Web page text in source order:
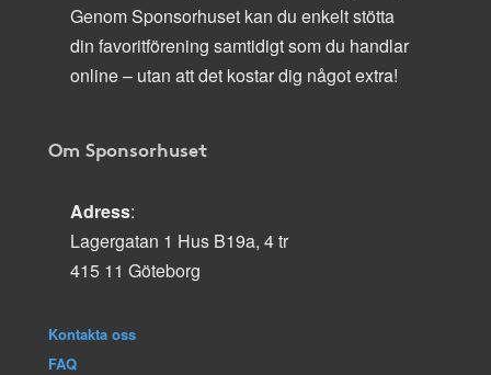
Genom Sponsorhuset kan du enkelt stötta
din favoritförening samtidigt som du handlar
online – utan att det kostar dig något extra!
Om Sponsorhuset
Adress:
Lagergatan 1 Hus B19a, 4 tr
415 11 Göteborg
Kontakta oss
FAQ